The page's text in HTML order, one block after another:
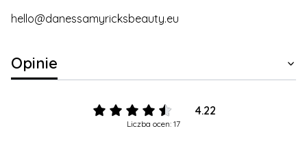
hello@danessamyricksbeauty.eu
Opinie
4.22
Liczba ocen: 17